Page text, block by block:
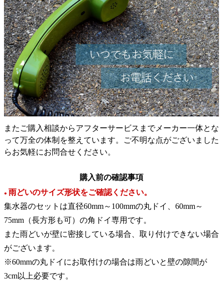
またご購入相談からアフターサービスまでメーカー一体とな
って万全の体制を整えています。ご不明な点がございました
らお気軽にお問合せください。
購入前の確認事項
● 雨どいのサイズ形状をご確認ください。
集水器のセットは直径60mm～100mmの丸ドイ、60mm～
75mm（長方形も可）の角ドイ専用です。
また雨どいが壁に密接している場合、取り付けできない場合
がございます。
※60mmの丸ドイにお取付けの場合は雨どいと壁の隙間が
3cm以上必要です。